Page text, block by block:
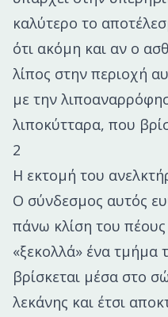
καλύτερο το
ότι ακόμη και αν ο
λίπος στην περιοχή
με την
λιποκύτταρα, που
2
Η εκτομή του
Ο σύνδεσμος αυτός
πάνω κλίση του
«ξεκολλά» ένα τμήμα
βρίσκεται μέσα στο
λεκάνης και έτσι